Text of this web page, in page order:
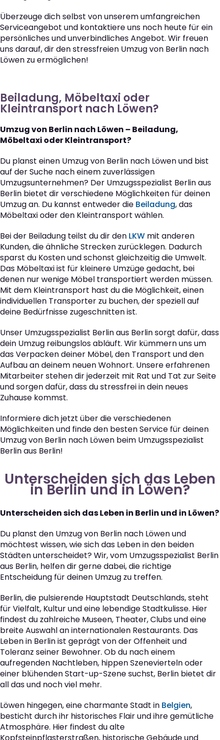
Überzeuge dich selbst von unserem umfangreichen
Serviceangebot und kontaktiere uns noch heute für ein
persönliches und unverbindliches Angebot. Wir freuen
uns darauf, dir den stressfreien Umzug von Berlin nach
Löwen zu ermöglichen!
Beiladung, Möbeltaxi oder
Kleintransport nach Löwen?
Umzug von Berlin nach Löwen – Beiladung,
Möbeltaxi oder Kleintransport?
Du planst einen Umzug von Berlin nach Löwen und bist
auf der Suche nach einem zuverlässigen
Umzugsunternehmen? Der Umzugsspezialist Berlin aus
Berlin bietet dir verschiedene Möglichkeiten für deinen
Umzug an. Du kannst entweder die Beiladung, das
Möbeltaxi oder den Kleintransport wählen.
Bei der Beiladung teilst du dir den LKW mit anderen
Kunden, die ähnliche Strecken zurücklegen. Dadurch
sparst du Kosten und schonst gleichzeitig die Umwelt.
Das Möbeltaxi ist für kleinere Umzüge gedacht, bei
denen nur wenige Möbel transportiert werden müssen.
Mit dem Kleintransport hast du die Möglichkeit, einen
individuellen Transporter zu buchen, der speziell auf
deine Bedürfnisse zugeschnitten ist.
Unser Umzugsspezialist Berlin aus Berlin sorgt dafür, dass
dein Umzug reibungslos abläuft. Wir kümmern uns um
das Verpacken deiner Möbel, den Transport und den
Aufbau an deinem neuen Wohnort. Unsere erfahrenen
Mitarbeiter stehen dir jederzeit mit Rat und Tat zur Seite
und sorgen dafür, dass du stressfrei in dein neues
Zuhause kommst.
Informiere dich jetzt über die verschiedenen
Möglichkeiten und finde den besten Service für deinen
Umzug von Berlin nach Löwen beim Umzugsspezialist
Berlin aus Berlin!
Unterscheiden sich das Leben
in Berlin und in Löwen?
Unterscheiden sich das Leben in Berlin und in Löwen?
Du planst den Umzug von Berlin nach Löwen und
möchtest wissen, wie sich das Leben in den beiden
Städten unterscheidet? Wir, vom Umzugsspezialist Berlin
aus Berlin, helfen dir gerne dabei, die richtige
Entscheidung für deinen Umzug zu treffen.
Berlin, die pulsierende Hauptstadt Deutschlands, steht
für Vielfalt, Kultur und eine lebendige Stadtkulisse. Hier
findest du zahlreiche Museen, Theater, Clubs und eine
breite Auswahl an internationalen Restaurants. Das
Leben in Berlin ist geprägt von der Offenheit und
Toleranz seiner Bewohner. Ob du nach einem
aufregenden Nachtleben, hippen Szenevierteln oder
einer blühenden Start-up-Szene suchst, Berlin bietet dir
all das und noch viel mehr.
Löwen hingegen, eine charmante Stadt in Belgien,
besticht durch ihr historisches Flair und ihre gemütliche
Atmosphäre. Hier findest du alte